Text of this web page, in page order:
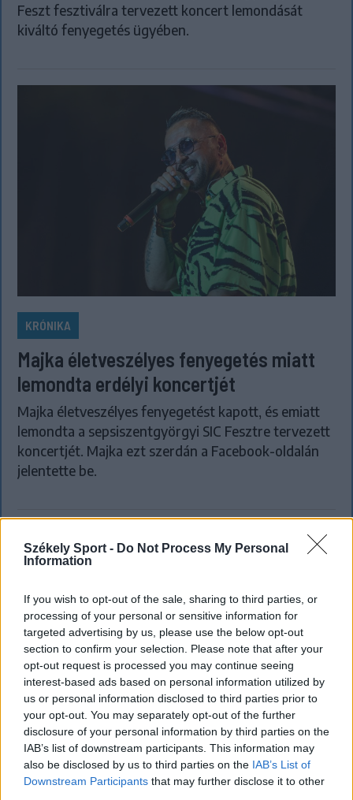
Székely Sport - Do Not Process My Personal
Information
If you wish to opt-out of the sale, sharing to third parties, or
processing of your personal or sensitive information for
targeted advertising by us, please use the below opt-out
section to confirm your selection. Please note that after your
opt-out request is processed you may continue seeing
interest-based ads based on personal information utilized by
us or personal information disclosed to third parties prior to
your opt-out. You may separately opt-out of the further
disclosure of your personal information by third parties on the
IAB’s list of downstream participants. This information may
also be disclosed by us to third parties on the IAB’s List of
Downstream Participants that may further disclose it to other
Feszt fesztiválra tervezett koncert lemondását
kiváltó fenyegetés ügyében.
KRÓNIKA
Majka életveszélyes fenyegetés miatt
lemondta erdélyi koncertjét
Majka életveszélyes fenyegetést kapott, és emiatt
lemondta a sepsiszentgyörgyi SIC Fesztre tervezett
koncertjét. Majka ezt szerdán a Facebook-oldalán
jelentette be.
FŐTÉR
Már csak 4-5 napig működhet a jelenlegi